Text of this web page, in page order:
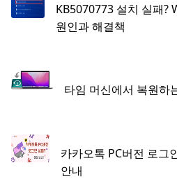
KB5070773 설치 실패?
원인과 해결책
타임 머신에서 복원하
카카오톡 PC버전 로그
안내